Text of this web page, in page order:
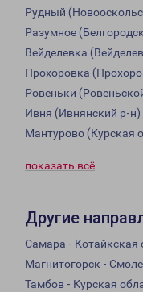
Рудный
Разумное
Вейделевка
Прохоровка
Ровеньки
Ивня (Ивнянский р-н)
Мантурово (Курская
показать всё
Другие
Самара - Котайкская
Магнитогорск -
Тамбов - Курская